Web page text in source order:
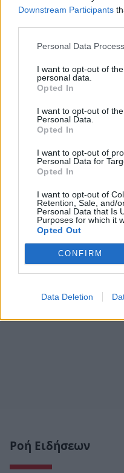
Downstream Participants
Personal Data
I want to opt-out of
personal data.
Opted In
I want to opt-out of
Personal Data.
Opted In
I want to opt-out of
Personal Data for
Opted In
I want to opt-out of
Retention, Sale, and/
Personal Data that Is
Purposes for which it
Opted Out
CONFIRM
Data Deletion
Ροή Ειδήσεων